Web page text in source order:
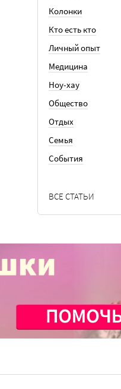
Колонки
Кто есть кто
Личный опыт
Медицина
Ноу-хау
Общество
Отдых
Семья
События
ВСЕ СТАТЬИ